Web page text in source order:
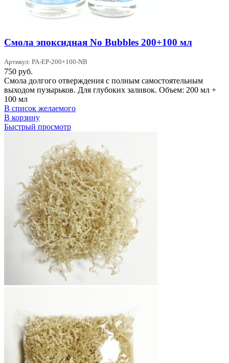
Смола эпоксидная No Bubbles 200+100 мл
Артикул: PA-EP-200+100-NB
750 руб.
Смола долгого отверждения с полным самостоятельным
выходом пузырьков. Для глубоких заливок. Объем: 200 мл +
100 мл
В список желаемого
В корзину
Быстрый просмотр